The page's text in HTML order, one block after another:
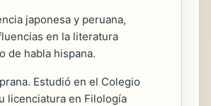
japonesa y peruana,
en la literatura
de habla hispana.
Estudió en el Colegio
licenciatura en Filología